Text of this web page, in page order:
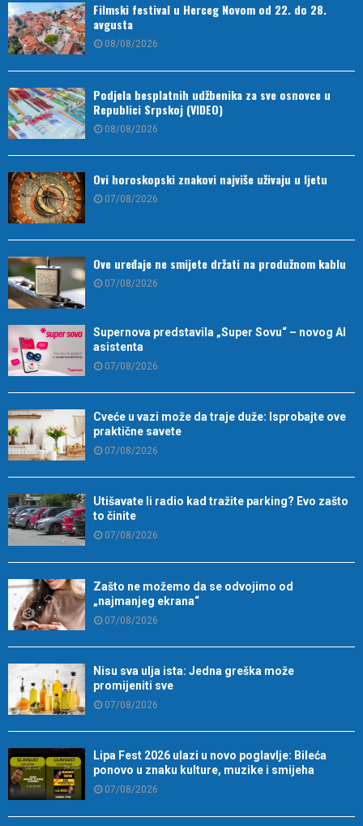
Filmski festival u Herceg Novom od 22. do 28.
avgusta
08/08/2026
Podjela besplatnih udžbenika za sve osnovce u
Republici Srpskoj (VIDEO)
08/08/2026
Ovi horoskopski znakovi najviše uživaju u ljetu
07/08/2026
Ove uređaje ne smijete držati na produžnom kablu
07/08/2026
Supernova predstavila „Super Sovu“ – novog AI
asistenta
07/08/2026
Cveće u vazi može da traje duže: Isprobajte ove
praktične savete
07/08/2026
Utišavate li radio kad tražite parking? Evo zašto
to činite
07/08/2026
Zašto ne možemo da se odvojimo od
„najmanjeg ekrana“
07/08/2026
Nisu sva ulja ista: Jedna greška može
promijeniti sve
07/08/2026
Lipa Fest 2026 ulazi u novo poglavlje: Bileća
ponovo u znaku kulture, muzike i smijeha
07/08/2026